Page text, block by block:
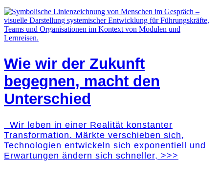
Wie wir der Zukunft
begegnen, macht den
Unterschied
Wir leben in einer Realität konstanter
Transformation. Märkte verschieben sich,
Technologien entwickeln sich exponentiell und
Erwartungen ändern sich schneller, >>>